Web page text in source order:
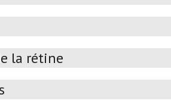
la rétine